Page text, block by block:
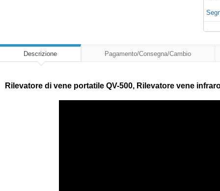
Descrizione Pagamento/Consegna/Cambio
Rilevatore di vene portatile QV-500, Rilevatore vene